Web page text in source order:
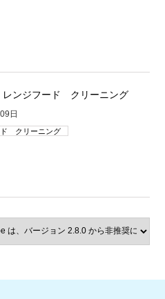
ンジフード クリーニング
日
ド クリーニング